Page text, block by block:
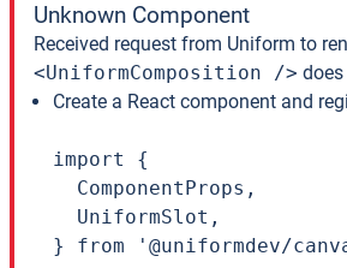
Unknown Component
Received request from Uniform to
<UniformComposition />
Create a React component and
import {
  ComponentProps,
  UniformSlot,
} from '@uniformdev/